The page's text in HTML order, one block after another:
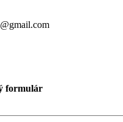
formulár